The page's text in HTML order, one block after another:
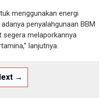
menggunakan energi
penyalahgunaan BBM
segera melaporkannya
lanjutnya.
→